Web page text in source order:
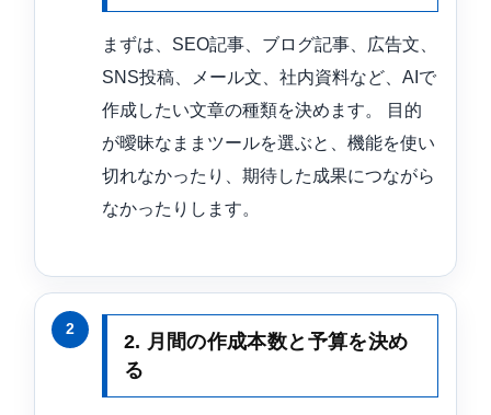
まずは、SEO記事、ブログ記事、広告文、
SNS投稿、メール文、社内資料など、AIで
作成したい文章の種類を決めます。 目的
が曖昧なままツールを選ぶと、機能を使い
切れなかったり、期待した成果につながら
なかったりします。
2. 月間の作成本数と予算を決め
る